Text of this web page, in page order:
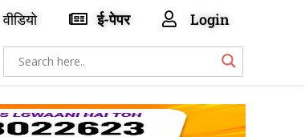
वीडियो ई-पेपर Login